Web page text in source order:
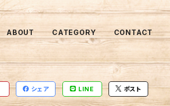
ABOUT CATEGORY CONTACT
シェア LINE ポスト